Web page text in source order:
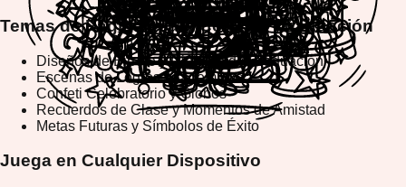
Temas de Páginas para Colorear Graduación
Diseños de Birrete y Diploma de Graduación
Escenas de Logros Académicos
Confeti Celebratorio y Globos
Recuerdos de Clase y Momentos de Amistad
Metas Futuras y Símbolos de Éxito
Juega en Cualquier Dispositivo